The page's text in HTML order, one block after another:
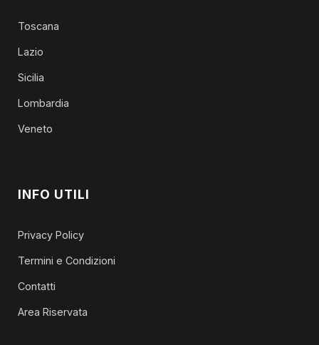
Toscana
Lazio
Sicilia
Lombardia
Veneto
INFO UTILI
Privacy Policy
Termini e Condizioni
Contatti
Area Riservata